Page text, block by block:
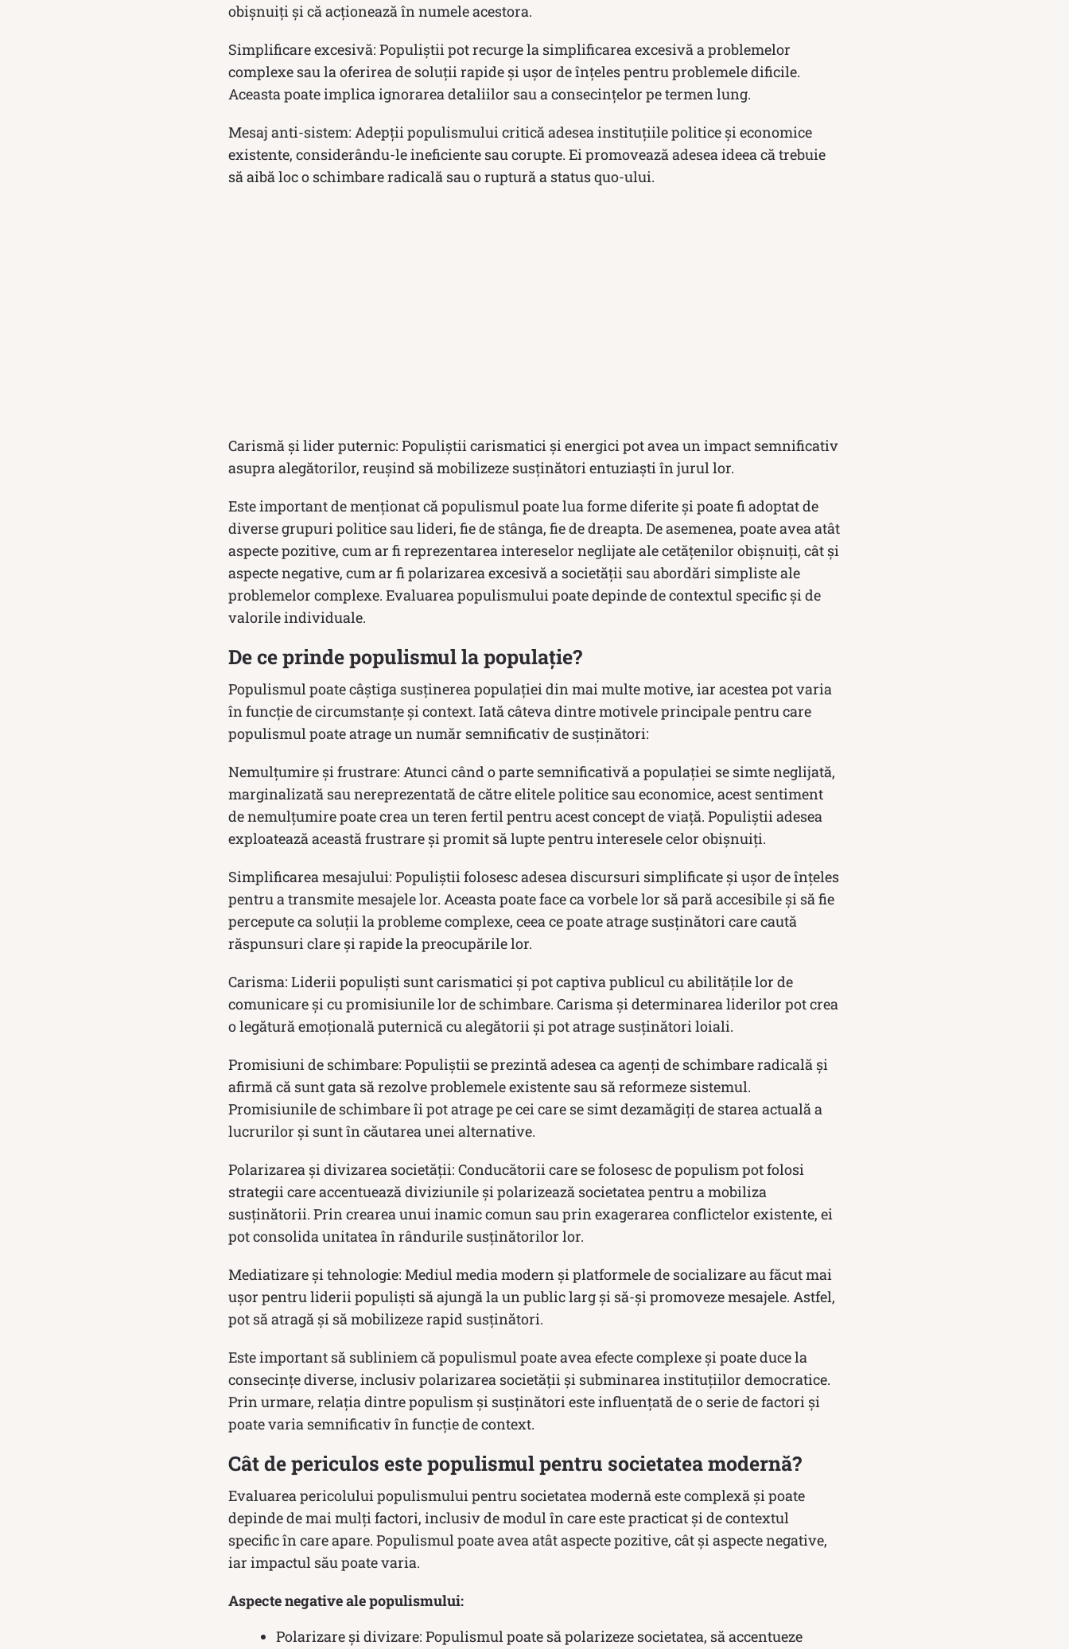
obișnuiți și că acționează în numele acestora.
Simplificare excesivă: Populiștii pot recurge la simplificarea excesivă a problemelor
complexe sau la oferirea de soluții rapide și ușor de înțeles pentru problemele dificile.
Aceasta poate implica ignorarea detaliilor sau a consecințelor pe termen lung.
Mesaj anti-sistem: Adepții populismului critică adesea instituțiile politice și economice
existente, considerându-le ineficiente sau corupte. Ei promovează adesea ideea că trebuie
să aibă loc o schimbare radicală sau o ruptură a status quo-ului.
Carismă și lider puternic: Populiștii carismatici și energici pot avea un impact semnificativ
asupra alegătorilor, reușind să mobilizeze susținători entuziaști în jurul lor.
Este important de menționat că populismul poate lua forme diferite și poate fi adoptat de
diverse grupuri politice sau lideri, fie de stânga, fie de dreapta. De asemenea, poate avea atât
aspecte pozitive, cum ar fi reprezentarea intereselor neglijate ale cetățenilor obișnuiți, cât și
aspecte negative, cum ar fi polarizarea excesivă a societății sau abordări simpliste ale
problemelor complexe. Evaluarea populismului poate depinde de contextul specific și de
valorile individuale.
De ce prinde populismul la populație?
Populismul poate câștiga susținerea populației din mai multe motive, iar acestea pot varia
în funcție de circumstanțe și context. Iată câteva dintre motivele principale pentru care
populismul poate atrage un număr semnificativ de susținători:
Nemulțumire și frustrare: Atunci când o parte semnificativă a populației se simte neglijată,
marginalizată sau nereprezentată de către elitele politice sau economice, acest sentiment
de nemulțumire poate crea un teren fertil pentru acest concept de viață. Populiștii adesea
exploatează această frustrare și promit să lupte pentru interesele celor obișnuiți.
Simplificarea mesajului: Populiștii folosesc adesea discursuri simplificate și ușor de înțeles
pentru a transmite mesajele lor. Aceasta poate face ca vorbele lor să pară accesibile și să fie
percepute ca soluții la probleme complexe, ceea ce poate atrage susținători care caută
răspunsuri clare și rapide la preocupările lor.
Carisma: Liderii populiști sunt carismatici și pot captiva publicul cu abilitățile lor de
comunicare și cu promisiunile lor de schimbare. Carisma și determinarea liderilor pot crea
o legătură emoțională puternică cu alegătorii și pot atrage susținători loiali.
Promisiuni de schimbare: Populiștii se prezintă adesea ca agenți de schimbare radicală și
afirmă că sunt gata să rezolve problemele existente sau să reformeze sistemul.
Promisiunile de schimbare îi pot atrage pe cei care se simt dezamăgiți de starea actuală a
lucrurilor și sunt în căutarea unei alternative.
Polarizarea și divizarea societății: Conducătorii care se folosesc de populism pot folosi
strategii care accentuează diviziunile și polarizează societatea pentru a mobiliza
susținătorii. Prin crearea unui inamic comun sau prin exagerarea conflictelor existente, ei
pot consolida unitatea în rândurile susținătorilor lor.
Mediatizare și tehnologie: Mediul media modern și platformele de socializare au făcut mai
ușor pentru liderii populiști să ajungă la un public larg și să-și promoveze mesajele. Astfel,
pot să atragă și să mobilizeze rapid susținători.
Este important să subliniem că populismul poate avea efecte complexe și poate duce la
consecințe diverse, inclusiv polarizarea societății și subminarea instituțiilor democratice.
Prin urmare, relația dintre populism și susținători este influențată de o serie de factori și
poate varia semnificativ în funcție de context.
Cât de periculos este populismul pentru societatea modernă?
Evaluarea pericolului populismului pentru societatea modernă este complexă și poate
depinde de mai mulți factori, inclusiv de modul în care este practicat și de contextul
specific în care apare. Populismul poate avea atât aspecte pozitive, cât și aspecte negative,
iar impactul său poate varia.
Aspecte negative ale populismului:
Polarizare și divizare: Populismul poate să polarizeze societatea, să accentueze